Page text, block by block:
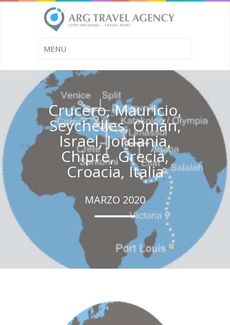
Crucero, Mauricio,
Seychelles, Omán,
Israel, Jordania,
Chipre, Grecia,
Croacia, Italia
MARZO 2020